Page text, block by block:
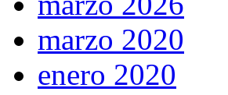
marzo 2020
enero 2020